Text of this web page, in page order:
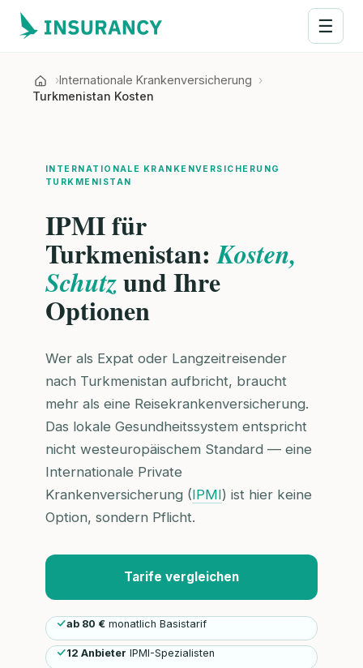
☰
Internationale Krankenversicherung
Turkmenistan Kosten
INTERNATIONALE KRANKENVERSICHERUNG
TURKMENISTAN
IPMI für
Turkmenistan:Kosten,
Schutzund Ihre
Optionen
Wer als Expat oder Langzeitreisender
nach Turkmenistan aufbricht, braucht
mehr als eine Reisekrankenversicherung.
Das lokale Gesundheitssystem entspricht
nicht westeuropäischem Standard — eine
Internationale Private
Krankenversicherung (IPMI) ist hier keine
Option, sondern Pflicht.
Tarife vergleichen
ab 80 € monatlich Basistarif
12 Anbieter IPMI-Spezialisten